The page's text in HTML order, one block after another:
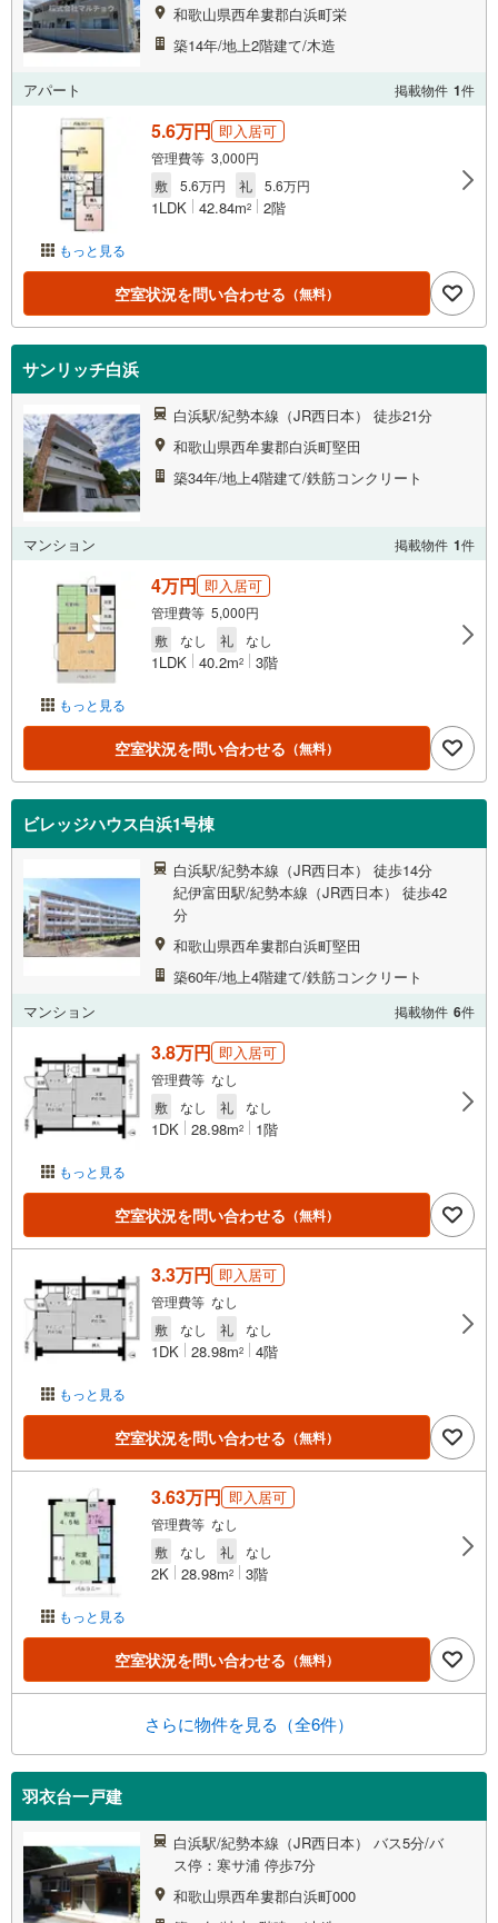
和歌山県西牟婁郡白浜町栄
築14年/地上2階建て/木造
アパート 掲載物件 1件
もっと見る
5.6万円 即入居可
管理費等 3,000円
敷
5.6万円 礼 5.6万円
1LDK 42.84m2 2階
空室状況を問い合わせる （無料）
サンリッチ白浜
白浜駅/紀勢本線（JR西日本） 徒歩21分
和歌山県西牟婁郡白浜町堅田
築34年/地上4階建て/鉄筋コンクリート
マンション 掲載物件 1件
もっと見る
4万円 即入居可
管理費等 5,000円
敷
なし 礼 なし
1LDK 40.2m2 3階
空室状況を問い合わせる （無料）
ビレッジハウス白浜1号棟
白浜駅/紀勢本線（JR西日本） 徒歩14分
紀伊富田駅/紀勢本線（JR西日本） 徒歩42
分
和歌山県西牟婁郡白浜町堅田
築60年/地上4階建て/鉄筋コンクリート
マンション
掲載物件 6件
もっと見る
3.8万円 即入居可
管理費等 なし
敷
なし 礼 なし
1DK 28.98m2 1階
空室状況を問い合わせる （無料）
もっと見る
3.3万円 即入居可
管理費等 なし
敷
なし 礼 なし
1DK 28.98m2 4階
空室状況を問い合わせる （無料）
もっと見る
3.63万円 即入居可
管理費等 なし
敷
なし 礼 なし
2K 28.98m2 3階
空室状況を問い合わせる （無料）
さらに物件を見る（全6件）
羽衣台一戸建
白浜駅/紀勢本線（JR西日本） バス5分/バ
ス停：寒サ浦 停歩7分
和歌山県西牟婁郡白浜町000